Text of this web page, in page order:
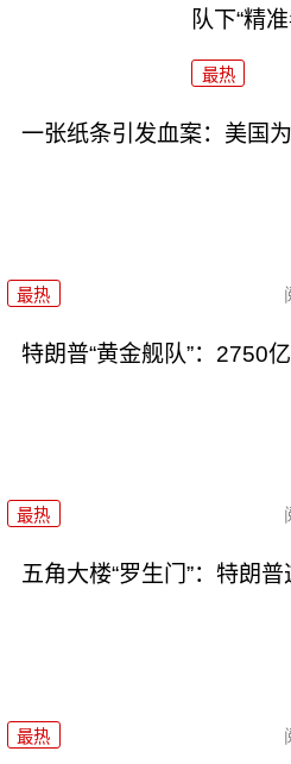
队下“精
最热
一张纸条引发血案：美国为
最热
特朗普“黄金舰队”：2750
最热
五角大楼“罗生门”：特朗
最热